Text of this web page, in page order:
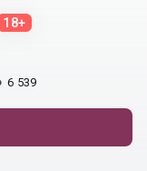
18+
6 539